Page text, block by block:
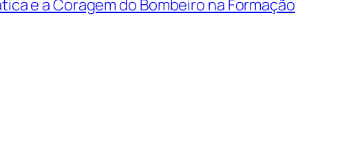
e a Coragem do Bombeiro na Formação